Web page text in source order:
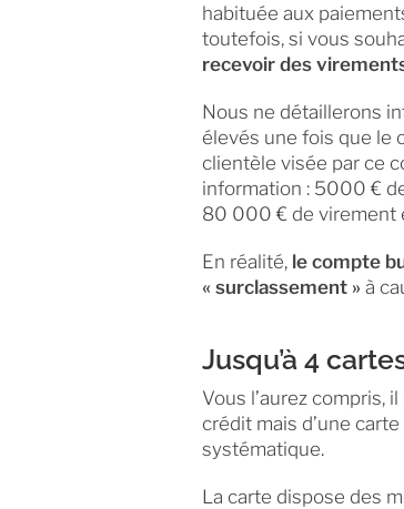
habituée aux
toutefois, si vous
recevoir des
Nous ne détaillerons
élevés une fois que le
clientèle visée par ce
information : 5000 €
80 000 € de virement
En réalité, le compte
« surclassement »à
Jusqu’à 4
Vous l’aurez compris,
crédit mais d’une
systématique.
La carte dispose des